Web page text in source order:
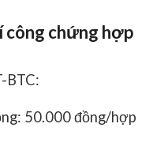
công chứng hợp
BTC:
50.000 đồng/hợp